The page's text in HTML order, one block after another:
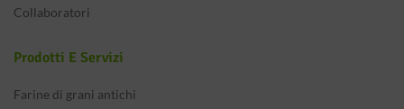
Collaboratori
Prodotti E Servizi
Farine di grani antichi